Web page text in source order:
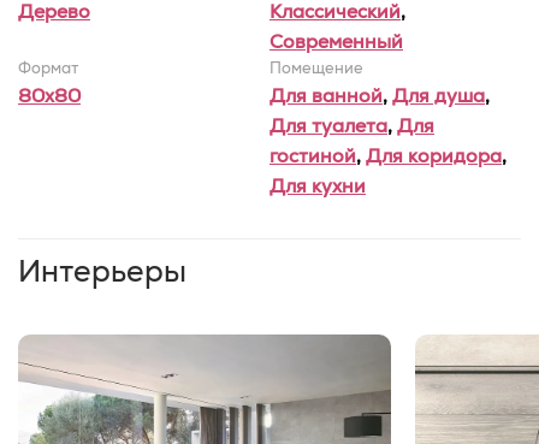
Дерево Классический,
Современный
Формат
80x80
Помещение
Для ванной,Для душа,
Для туалета,Для
гостиной,Для коридора,
Для кухни
Интерьеры